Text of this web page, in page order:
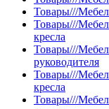
Товары///
Товары///
кресла
Товары///
руководителя
Товары///
кресла
Товары///